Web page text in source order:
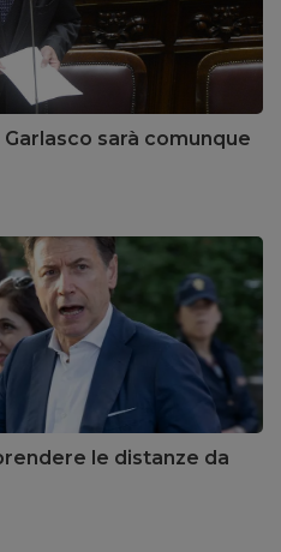
sarà comunque
le distanze da